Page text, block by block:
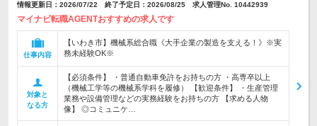
情報更新日：2026/07/22 終了予定日：2026/08/25 求人管理No. 10442939
マイナビ転職AGENTおすすめの求人です
仕事内容
【いわき市】機械系総合職《大手企業の製造を支える！》※実
務未経験OK※
対象と
なる方
【必須条件】 ・普通自動車免許をお持ちの方 ・高専卒以上
（機械工学等の機械系学科を履修） 【歓迎条件】 ・生産管理
業務や設備管理などの実務経験をお持ちの方 【求める人物
像】 ◎コミュニケ…